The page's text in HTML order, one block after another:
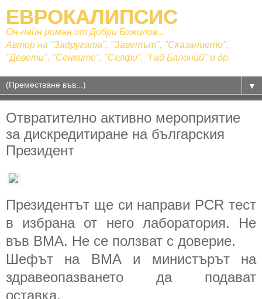
ЕВРОКАЛИПСИС
Он-лайн роман от Добри Божилов...
Автор на "Задругата", "Заветът", "Сказанието",
"Девети", "Сенките", "Селфи", "Гай Балоний" и др.
▼
Отвратително активно мероприятие
за дискредитиране на българския
Президент
Президентът ще си направи PCR тест
в избрана от него лаборатория. Не
във ВМА. Не се ползват с доверие.
Шефът на ВМА и министърът на
здравеопазването да подават
оставка.